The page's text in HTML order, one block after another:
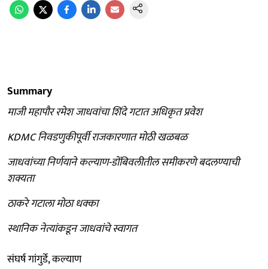
Summary
माजी महापौर रमेश जाधवांचा शिंदे गटात अधिकृत प्रवेश
KDMC निवडणुकीपूर्वी राजकारणात मोठी खळबळ
जाधवांच्या निर्णयाने कल्याण-डोंबिवलीतील समीकरणे बदलण्याची
शक्यता
ठाकरे गटाला मोठा धक्का
स्थानिक नेत्यांकडून जाधवांचे स्वागत
संघर्ष गांगुर्डे, कल्याण